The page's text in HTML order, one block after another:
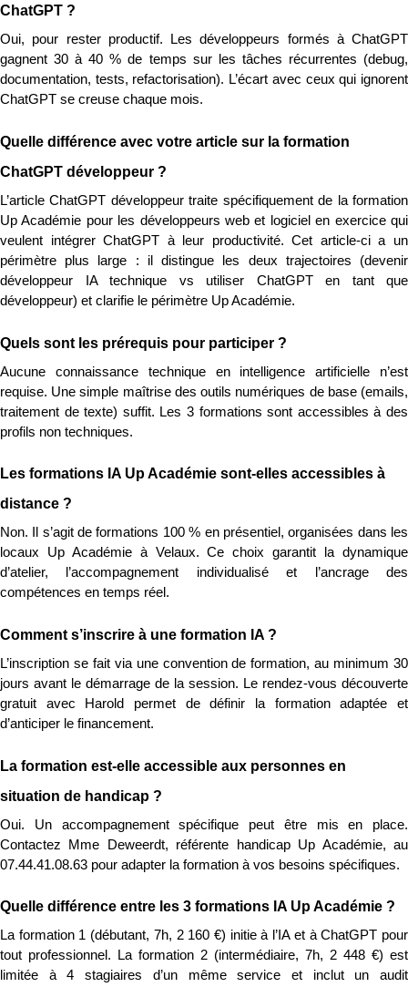
ChatGPT ?
Oui, pour rester productif. Les développeurs formés à ChatGPT
gagnent 30 à 40 % de temps sur les tâches récurrentes (debug,
documentation, tests, refactorisation). L’écart avec ceux qui ignorent
ChatGPT se creuse chaque mois.
Quelle différence avec votre article sur la formation
ChatGPT développeur ?
L’article ChatGPT développeur traite spécifiquement de la formation
Up Académie pour les développeurs web et logiciel en exercice qui
veulent intégrer ChatGPT à leur productivité. Cet article-ci a un
périmètre plus large : il distingue les deux trajectoires (devenir
développeur IA technique vs utiliser ChatGPT en tant que
développeur) et clarifie le périmètre Up Académie.
Quels sont les prérequis pour participer ?
Aucune connaissance technique en intelligence artificielle n’est
requise. Une simple maîtrise des outils numériques de base (emails,
traitement de texte) suffit. Les 3 formations sont accessibles à des
profils non techniques.
Les formations IA Up Académie sont-elles accessibles à
distance ?
Non. Il s’agit de formations 100 % en présentiel, organisées dans les
locaux Up Académie à Velaux. Ce choix garantit la dynamique
d’atelier, l’accompagnement individualisé et l’ancrage des
compétences en temps réel.
Comment s’inscrire à une formation IA ?
L’inscription se fait via une convention de formation, au minimum 30
jours avant le démarrage de la session. Le rendez-vous découverte
gratuit avec Harold permet de définir la formation adaptée et
d’anticiper le financement.
La formation est-elle accessible aux personnes en
situation de handicap ?
Oui. Un accompagnement spécifique peut être mis en place.
Contactez Mme Deweerdt, référente handicap Up Académie, au
07.44.41.08.63 pour adapter la formation à vos besoins spécifiques.
Quelle différence entre les 3 formations IA Up Académie ?
La formation 1 (débutant, 7h, 2 160 €) initie à l’IA et à ChatGPT pour
tout professionnel. La formation 2 (intermédiaire, 7h, 2 448 €) est
limitée à 4 stagiaires d’un même service et inclut un audit